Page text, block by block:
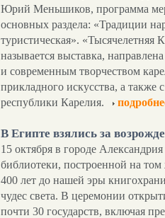
Юрий Меньшиков, программа
основных раздела: «Традиции
туристическая». «Тысячелетняя
называется выставка,
и современным творчеством
прикладного искусства, а также
республики Карелия.
В Египте взялись за
15 октября в городе
библиотеки, построенной на том
400 лет до нашей эры
чудес света. В церемонии
почти 30 государств, включая